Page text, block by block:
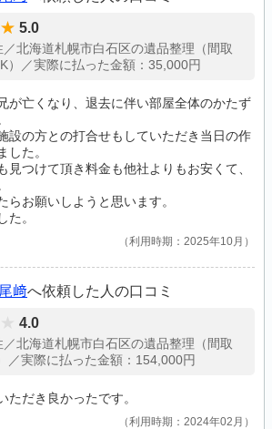
5.0
／北海道札幌市白石区の遺品整理（間取
）／実際に払った金額：35,000円
が亡くなり、退去に伴い部屋全体のかたず
設の方との打合せもしていただき当日の作
した。
見つけて頂き料金も他社よりもお安くて、
らお願いしようと思います。
た。
利用時期：2025年10月
﨑へ依頼した人の口コミ
4.0
／北海道札幌市白石区の遺品整理（間取
／実際に払った金額：154,000円
ただき良かったです。
利用時期：2024年02月